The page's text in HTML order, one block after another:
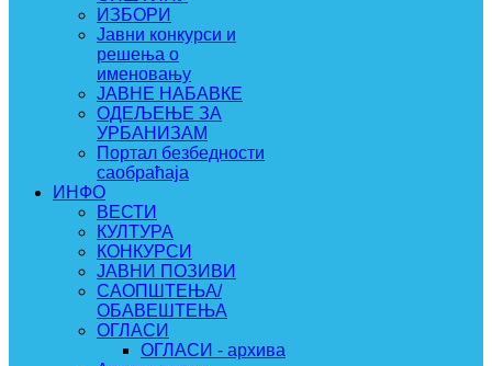
ИЗБОРИ
Јавни конкурси и
решења о
именовању
ЈАВНЕ НАБАВКЕ
ОДЕЉЕЊЕ ЗА
УРБАНИЗАМ
Портал безбедности
саобраћаја
ИНФО
ВЕСТИ
КУЛТУРА
КОНКУРСИ
ЈАВНИ ПОЗИВИ
САОПШТЕЊА/
ОБАВЕШТЕЊА
ОГЛАСИ
ОГЛАСИ - архива